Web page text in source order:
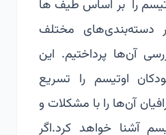
را بر اساس طیف ها
دسته‌بندی‌های مختلف
آن‌ها پرداختیم. این
اوتیسم را تسریع
آن‌ها را با مشکلات و
آشنا خواهد کرد.اگر